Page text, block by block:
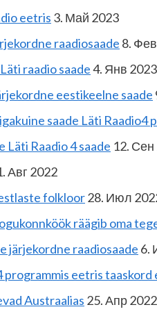
eetris 3. Май 2023
raadiosaade 8.
raadio saade4. Янв 2023
eestikeelne saade
saade Läti Raadio4
Läti Raadio 4 saade 12.
Авг 2022
folkloor28. Июл
räägib oma
järjekordne raadiosaade 6.
programmis eetris
Austraalias 25. Апр 2022